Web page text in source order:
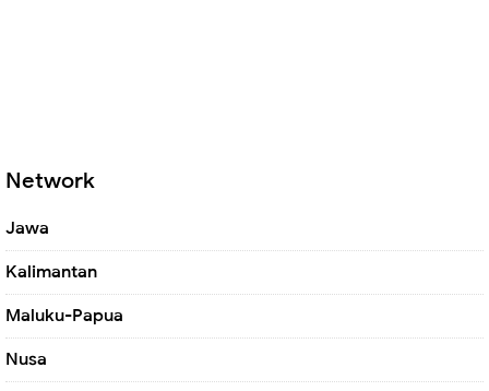
Network
Jawa
Kalimantan
Maluku-Papua
Nusa